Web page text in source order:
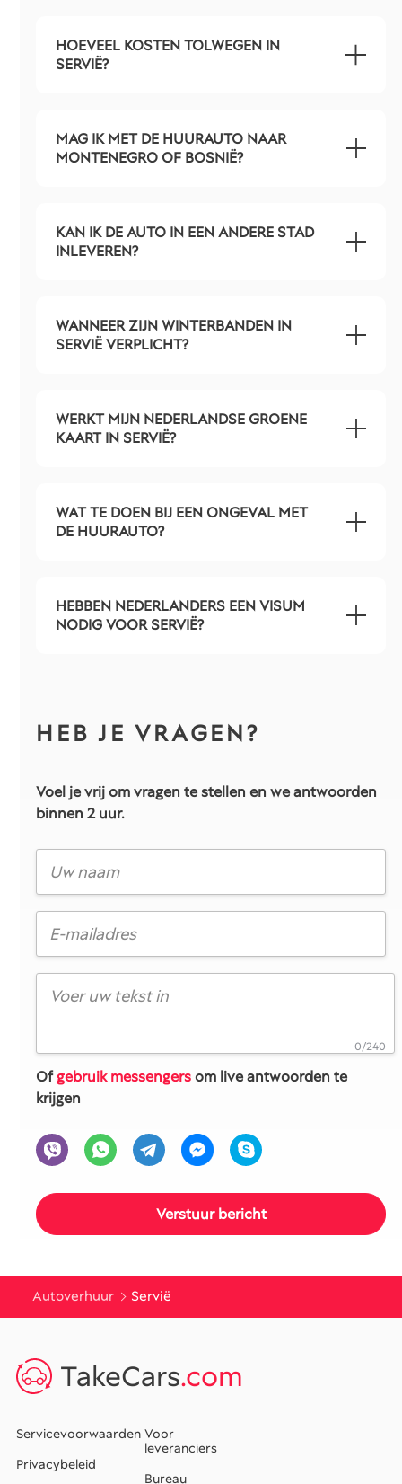
HOEVEEL KOSTEN TOLWEGEN IN
SERVIË?
MAG IK MET DE HUURAUTO NAAR
MONTENEGRO OF BOSNIË?
KAN IK DE AUTO IN EEN ANDERE STAD
INLEVEREN?
WANNEER ZIJN WINTERBANDEN IN
SERVIË VERPLICHT?
WERKT MIJN NEDERLANDSE GROENE
KAART IN SERVIË?
WAT TE DOEN BIJ EEN ONGEVAL MET
DE HUURAUTO?
HEBBEN NEDERLANDERS EEN VISUM
NODIG VOOR SERVIË?
HEB JE VRAGEN?
Voel je vrij om vragen te stellen en we antwoorden
binnen 2 uur.
Ofgebruik messengersom live antwoorden te
krijgen
0/240
Autoverhuur Servië
TakeCars.com
Servicevoorwaarden
Privacybeleid
Voor
leveranciers
Bureau